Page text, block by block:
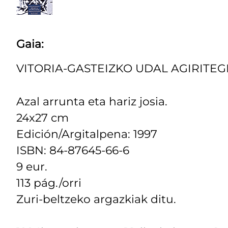
Gaia:
VITORIA-GASTEIZKO UDAL
Azal arrunta eta hariz josia.
24x27 cm
Edición/Argitalpena: 1997
ISBN: 84-87645-66-6
9 eur.
113 pág./orri
Zuri-beltzeko argazkiak ditu.